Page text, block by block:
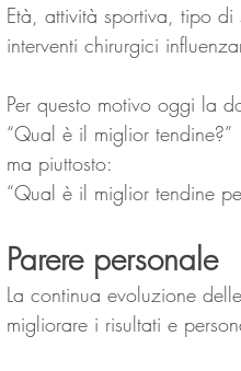
Età, attività sportiva, tipo
interventi chirurgici
Per questo motivo oggi la
“Qual è il miglior tendine?”
ma piuttosto:
“Qual è il miglior tendine
Parere personale
La continua evoluzione
migliorare i risultati e